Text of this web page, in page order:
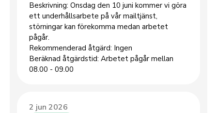
Beskrivning: Onsdag den 10 juni kommer vi göra
ett underhållsarbete på vår mailtjänst,
störningar kan förekomma medan arbetet
pågår.
Rekommenderad åtgärd: Ingen
Beräknad åtgärdstid: Arbetet pågår mellan
08.00 - 09.00
2 jun 2026